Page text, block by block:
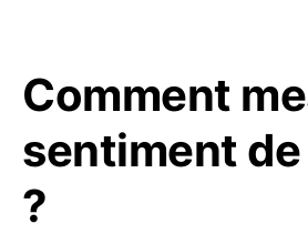
Comment
sentiment
?